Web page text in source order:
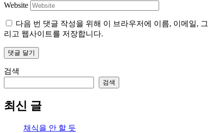
Website
다음 번 댓글 작성을 위해 이 브라우저에 이름, 이메일, 그
리고 웹사이트를 저장합니다.
검색
검색
최신 글
채식을 안 할 듯